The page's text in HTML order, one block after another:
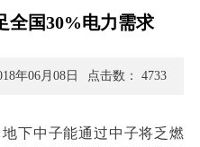
全国30%电力需求
年06月08日 点击数： 4733
下中子能通过中子将乏燃